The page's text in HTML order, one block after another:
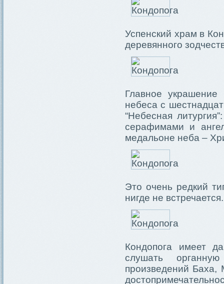
Успенский храм в
деревянного
Главное
небеса с
“Небесная
серафимами и
медальоне неба –
Это очень редкий
нигде не встречается.
Кондопога имеет
слушать
произведений Баха,